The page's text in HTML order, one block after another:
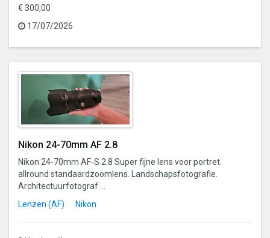
€ 300,00
17/07/2026
Nikon 24-70mm AF 2.8
Nikon 24-70mm AF-S 2.8 Super fijne lens voor portret.
allround standaardzoomlens. Landschapsfotografie.
Architectuurfotograf ...
Lenzen (AF)
Nikon